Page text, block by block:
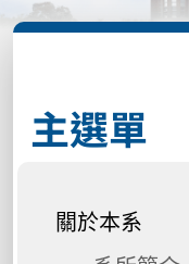
主選單
關於本系